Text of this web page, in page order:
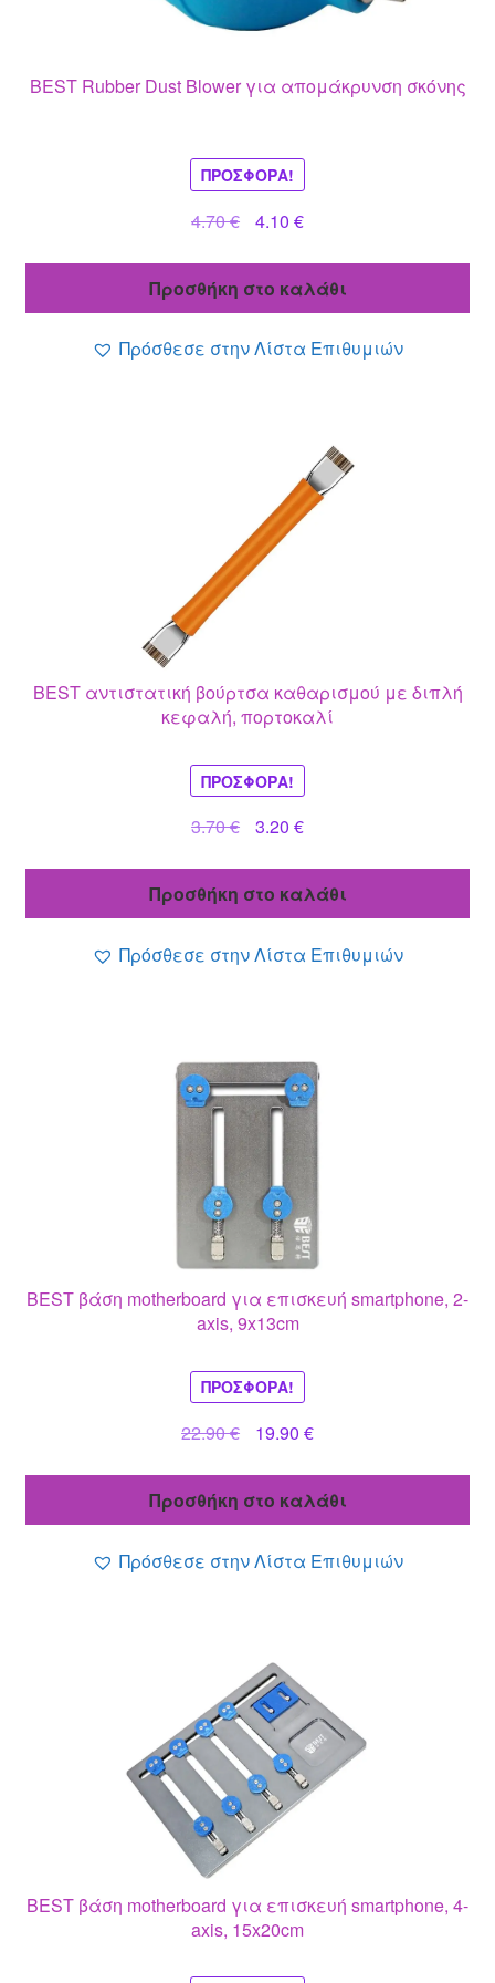
BEST Rubber Dust Blower για απομάκρυνση σκόνης
ΠΡΟΣΦΟΡΆ!
4.70€
Original
4.70 €.
4.10 €Η
είναι:
Προσθήκη στο καλάθι
Πρόσθεσε στην Λίστα Επιθυμιών
BEST αντιστατική βούρτσα καθαρισμού με διπλή
κεφαλή, πορτοκαλί
ΠΡΟΣΦΟΡΆ!
3.70€
Original
3.70 €.
3.20 €Η
είναι:
Προσθήκη στο καλάθι
Πρόσθεσε στην Λίστα Επιθυμιών
BEST βάση motherboard για επισκευή smartphone, 2-
axis, 9x13cm
ΠΡΟΣΦΟΡΆ!
22.90€
Original
22.90 €.
19.90 €Η
είναι:
Προσθήκη στο καλάθι
Πρόσθεσε στην Λίστα Επιθυμιών
BEST βάση motherboard για επισκευή smartphone, 4-
axis, 15x20cm